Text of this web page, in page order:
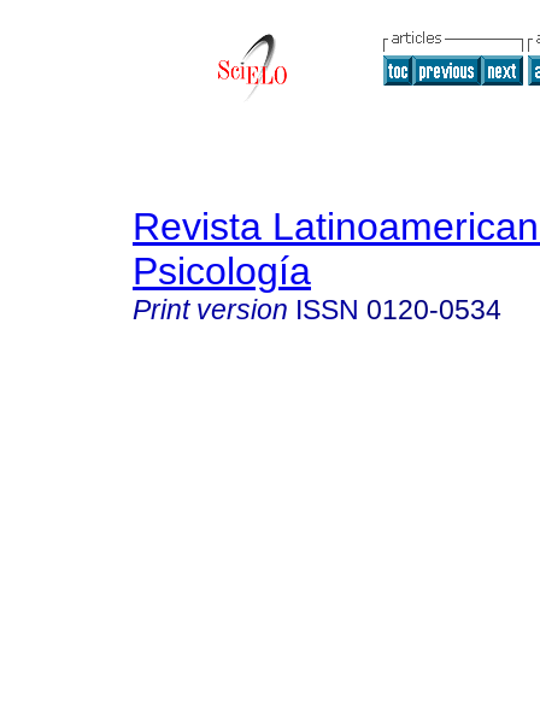
Revista
Psicología
Print version ISSN 0120-0534